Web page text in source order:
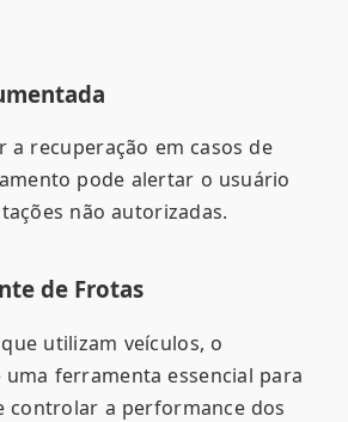
a recuperação em casos de
pode alertar o usuário
não autorizadas.
de Frotas
utilizam veículos, o
ferramenta essencial para
controlar a performance dos